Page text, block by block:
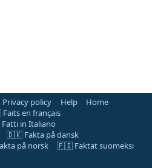
Privacy policy Help
Home
en français
in Italiano
🇩🇰 Fakta på dansk
på norsk
🇫🇮 Faktat suomeksi